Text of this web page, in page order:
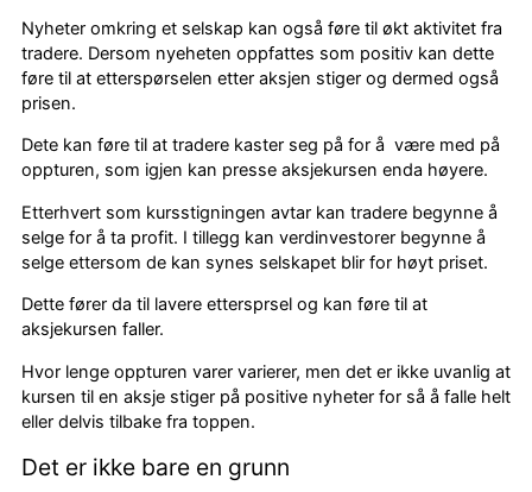
Nyheter omkring et selskap kan også føre til økt aktivitet fra
tradere. Dersom nyeheten oppfattes som positiv kan dette
føre til at etterspørselen etter aksjen stiger og dermed også
prisen.
Dete kan føre til at tradere kaster seg på for å være med på
oppturen, som igjen kan presse aksjekursen enda høyere.
Etterhvert som kursstigningen avtar kan tradere begynne å
selge for å ta profit. I tillegg kan verdinvestorer begynne å
selge ettersom de kan synes selskapet blir for høyt priset.
Dette fører da til lavere ettersprsel og kan føre til at
aksjekursen faller.
Hvor lenge oppturen varer varierer, men det er ikke uvanlig at
kursen til en aksje stiger på positive nyheter for så å falle helt
eller delvis tilbake fra toppen.
Det er ikke bare en grunn